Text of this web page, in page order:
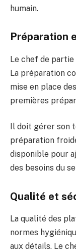
humain.
Préparation
Le chef de partie
La préparation
mise en place
premières
Il doit gérer son
préparation
disponible pour
des besoins du
Qualité et
La qualité des
normes
aux détails. Le